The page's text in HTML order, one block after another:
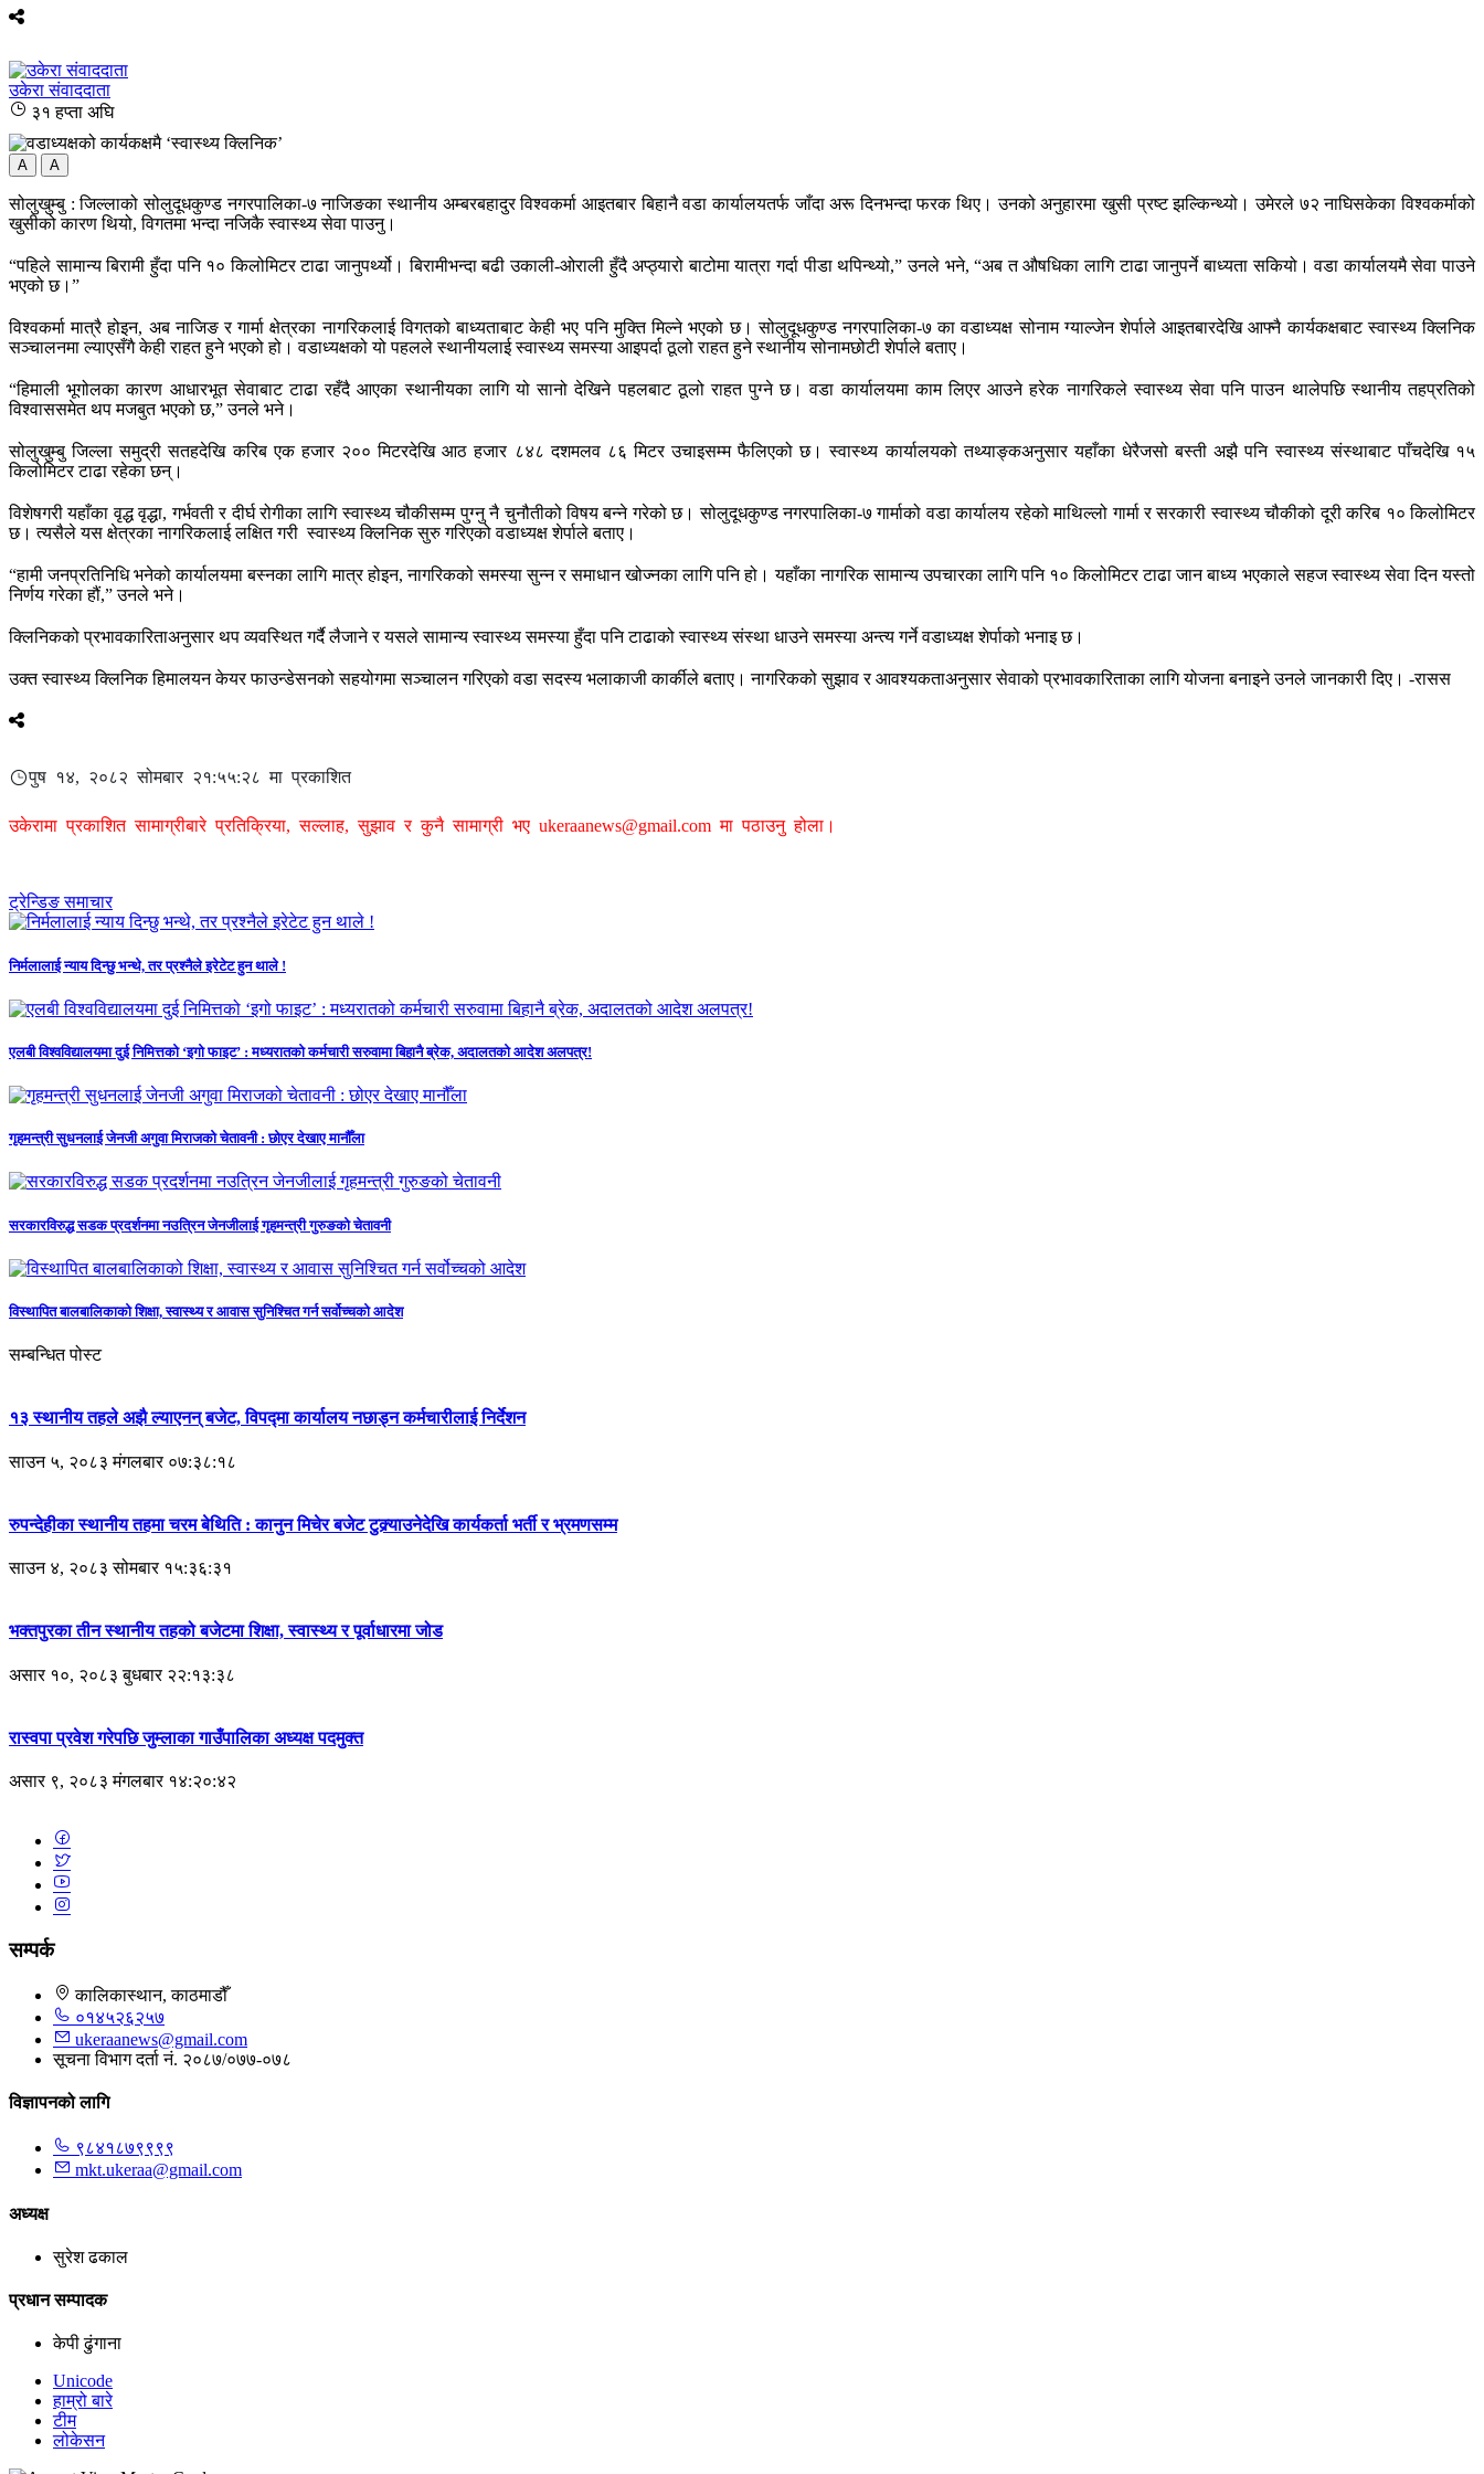
उकेरा संवाददाता
३१ हप्ता अघि
A A
सोलुखुम्बु : जिल्लाको सोलुदूधकुण्ड नगरपालिका-७ नाजिङका स्थानीय अम्बरबहादुर विश्वकर्मा आइतबार बिहानै वडा कार्यालयतर्फ जाँदा अरू दिनभन्दा फरक थिए। उनको अनुहारमा खुसी प्रष्ट झल्किन्थ्यो। उमेरले ७२ नाघिसकेका विश्वकर्माको
खुसीको कारण थियो, विगतमा भन्दा नजिकै स्वास्थ्य सेवा पाउनु।
“पहिले सामान्य बिरामी हुँदा पनि १० किलोमिटर टाढा जानुपर्थ्यो। बिरामीभन्दा बढी उकाली-ओराली हुँदै अप्ठ्यारो बाटोमा यात्रा गर्दा पीडा थपिन्थ्यो,” उनले भने, “अब त औषधिका लागि टाढा जानुपर्ने बाध्यता सकियो। वडा कार्यालयमै सेवा पाउने
भएको छ।”
विश्वकर्मा मात्रै होइन, अब नाजिङ र गार्मा क्षेत्रका नागरिकलाई विगतको बाध्यताबाट केही भए पनि मुक्ति मिल्ने भएको छ। सोलुदूधकुण्ड नगरपालिका-७ का वडाध्यक्ष सोनाम ग्याल्जेन शेर्पाले आइतबारदेखि आफ्नै कार्यकक्षबाट स्वास्थ्य क्लिनिक
सञ्चालनमा ल्याएसँगै केही राहत हुने भएको हो। वडाध्यक्षको यो पहलले स्थानीयलाई स्वास्थ्य समस्या आइपर्दा ठूलो राहत हुने स्थानीय सोनामछोटी शेर्पाले बताए।
“हिमाली भूगोलका कारण आधारभूत सेवाबाट टाढा रहँदै आएका स्थानीयका लागि यो सानो देखिने पहलबाट ठूलो राहत पुग्ने छ। वडा कार्यालयमा काम लिएर आउने हरेक नागरिकले स्वास्थ्य सेवा पनि पाउन थालेपछि स्थानीय तहप्रतिको
विश्वाससमेत थप मजबुत भएको छ,” उनले भने।
सोलुखुम्बु जिल्ला समुद्री सतहदेखि करिब एक हजार २०० मिटरदेखि आठ हजार ८४८ दशमलव ८६ मिटर उचाइसम्म फैलिएको छ। स्वास्थ्य कार्यालयको तथ्याङ्कअनुसार यहाँका धेरैजसो बस्ती अझै पनि स्वास्थ्य संस्थाबाट पाँचदेखि १५
किलोमिटर टाढा रहेका छन्।
विशेषगरी यहाँका वृद्ध वृद्धा, गर्भवती र दीर्घ रोगीका लागि स्वास्थ्य चौकीसम्म पुग्नु नै चुनौतीको विषय बन्ने गरेको छ। सोलुदूधकुण्ड नगरपालिका-७ गार्माको वडा कार्यालय रहेको माथिल्लो गार्मा र सरकारी स्वास्थ्य चौकीको दूरी करिब १० किलोमिटर
छ। त्यसैले यस क्षेत्रका नागरिकलाई लक्षित गरी स्वास्थ्य क्लिनिक सुरु गरिएको वडाध्यक्ष शेर्पाले बताए।
“हामी जनप्रतिनिधि भनेको कार्यालयमा बस्नका लागि मात्र होइन, नागरिकको समस्या सुन्न र समाधान खोज्नका लागि पनि हो। यहाँका नागरिक सामान्य उपचारका लागि पनि १० किलोमिटर टाढा जान बाध्य भएकाले सहज स्वास्थ्य सेवा दिन यस्तो
निर्णय गरेका हौं,” उनले भने।
क्लिनिकको प्रभावकारिताअनुसार थप व्यवस्थित गर्दै लैजाने र यसले सामान्य स्वास्थ्य समस्या हुँदा पनि टाढाको स्वास्थ्य संस्था धाउने समस्या अन्त्य गर्ने वडाध्यक्ष शेर्पाको भनाइ छ।
उक्त स्वास्थ्य क्लिनिक हिमालयन केयर फाउन्डेसनको सहयोगमा सञ्चालन गरिएको वडा सदस्य भलाकाजी कार्कीले बताए। नागरिकको सुझाव र आवश्यकताअनुसार सेवाको प्रभावकारिताका लागि योजना बनाइने उनले जानकारी दिए। -रासस
पुष १४, २०८२ सोमबार २१:५५:२८ मा प्रकाशित
उकेरामा प्रकाशित सामाग्रीबारे प्रतिक्रिया, सल्लाह, सुझाव र कुनै सामाग्री भए ukeraanews@gmail.com मा पठाउनु होला।
ट्रेन्डिङ समाचार
निर्मलालाई न्याय दिन्छु भन्थे, तर प्रश्नैले इरेटेट हुन थाले !
एलबी विश्वविद्यालयमा दुई निमित्तको ‘इगो फाइट’ : मध्यरातको कर्मचारी सरुवामा बिहानै ब्रेक, अदालतको आदेश अलपत्र!
गृहमन्त्री सुधनलाई जेनजी अगुवा मिराजको चेतावनी : छोएर देखाए मानौँला
सरकारविरुद्ध सडक प्रदर्शनमा नउत्रिन जेनजीलाई गृहमन्त्री गुरुङको चेतावनी
विस्थापित बालबालिकाको शिक्षा, स्वास्थ्य र आवास सुनिश्चित गर्न सर्वोच्चको आदेश
सम्बन्धित पोस्ट
१३ स्थानीय तहले अझै ल्याएनन् बजेट, विपद्मा कार्यालय नछाड्न कर्मचारीलाई निर्देशन
साउन ५, २०८३ मंगलबार ०७:३८:१८
रुपन्देहीका स्थानीय तहमा चरम बेथिति : कानुन मिचेर बजेट टुक्र्याउनेदेखि कार्यकर्ता भर्ती र भ्रमणसम्म
साउन ४, २०८३ सोमबार १५:३६:३१
भक्तपुरका तीन स्थानीय तहको बजेटमा शिक्षा, स्वास्थ्य र पूर्वाधारमा जोड
असार १०, २०८३ बुधबार २२:१३:३८
रास्वपा प्रवेश गरेपछि जुम्लाका गाउँपालिका अध्यक्ष पदमुक्त
असार ९, २०८३ मंगलबार १४:२०:४२
सम्पर्क
कालिकास्थान, काठमाडौँ
०१४५२६२५७
ukeraanews@gmail.com
सूचना विभाग दर्ता नं. २०८७/०७७-०७८
विज्ञापनको लागि
९८४१८७९९९९
mkt.ukeraa@gmail.com
अध्यक्ष
सुरेश ढकाल
प्रधान सम्पादक
केपी ढुंगाना
Unicode
हाम्रो बारे
टीम
लोकेसन